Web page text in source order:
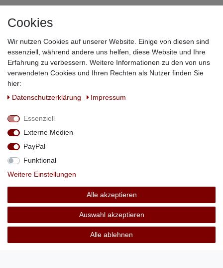
Cookies
Wir nutzen Cookies auf unserer Website. Einige von diesen sind
essenziell, während andere uns helfen, diese Website und Ihre
Erfahrung zu verbessern. Weitere Informationen zu den von uns
verwendeten Cookies und Ihren Rechten als Nutzer finden Sie
hier:
Daten­schutz­erklärung
Impressum
Essenziell
Externe Medien
PayPal
Funktional
Weitere Einstellungen
Alle akzeptieren
Auswahl akzeptieren
Alle ablehnen